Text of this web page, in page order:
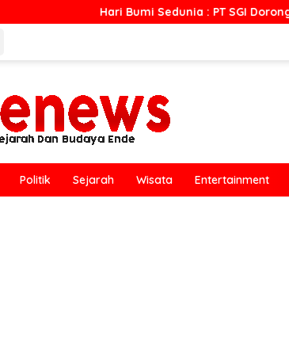
Bumi Sedunia : PT SGI Dorong Pelestarian
Politik Sejarah Wisata Entertainment